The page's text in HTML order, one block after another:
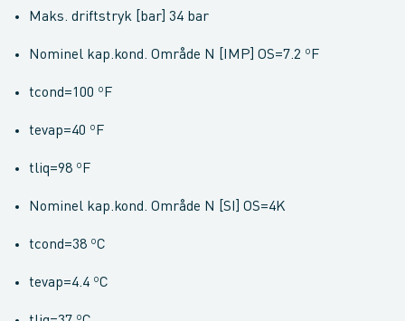
Maks. driftstryk [bar] 34 bar
Nominel kap.kond. Område N [IMP] OS=7.2 ºF
tcond=100 ºF
tevap=40 ºF
tliq=98 ºF
Nominel kap.kond. Område N [SI] OS=4K
tcond=38 ºC
tevap=4.4 ºC